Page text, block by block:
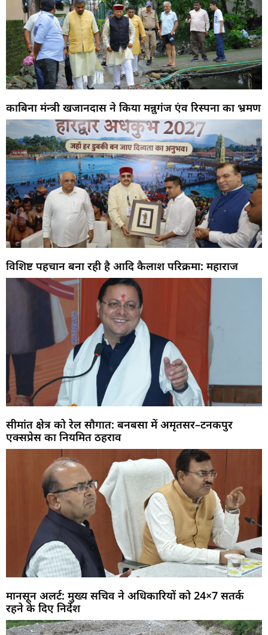
काबिना मंन्त्री खजानदास ने किया मन्नुगंज एंव रिस्पना का भ्रमण
विशिष्ट पहचान बना रही है आदि कैलाश परिक्रमा: महाराज
सीमांत क्षेत्र को रेल सौगात: बनबसा में अमृतसर–टनकपुर
एक्सप्रेस का नियमित ठहराव
मानसून अलर्ट: मुख्य सचिव ने अधिकारियों को 24×7 सतर्क
रहने के दिए निर्देश